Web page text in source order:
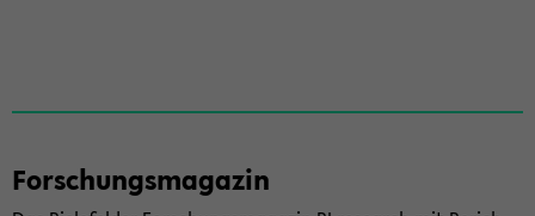
For­schungs­ma­ga­zin